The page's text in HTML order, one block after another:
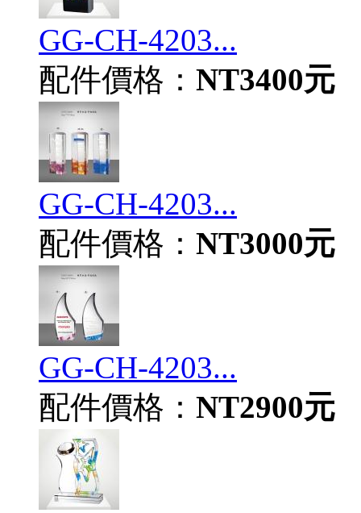
GG-CH-4203...
配件價格： NT3400元
GG-CH-4203...
配件價格： NT3000元
GG-CH-4203...
配件價格： NT2900元